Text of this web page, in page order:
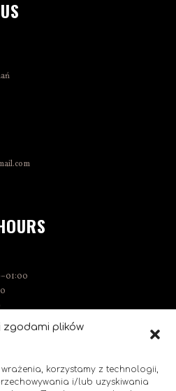
plików
korzystamy z technologii,
i/lub uzyskiwania